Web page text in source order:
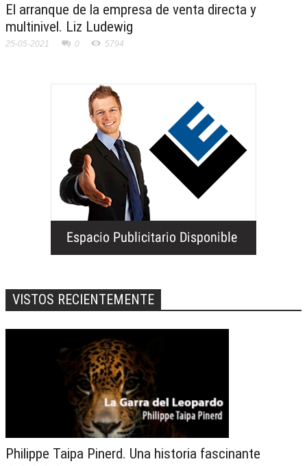
El arranque de la empresa de venta directa y
multinivel. Liz Ludewig
25-05-2021 0 5794
VISTOS RECIENTEMENTE
Philippe Taipa Pinerd. Una historia fascinante